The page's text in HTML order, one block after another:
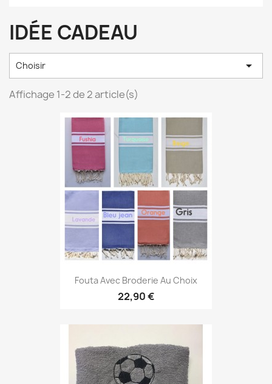
IDÉE CADEAU
Choisir 
Affichage 1-2 de 2 article(s)
Fouta Avec Broderie Au Choix
22,90 €